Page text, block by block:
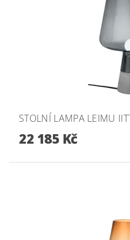
STOLNÍ LAMPA LEIMU
22 185 Kč